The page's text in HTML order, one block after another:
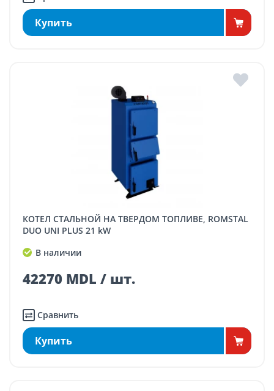
Купить
КОТЕЛ СТАЛЬНОЙ НА ТВЕРДОМ ТОПЛИВЕ, ROMSTAL
DUO UNI PLUS 21 kW
В наличии
42270 MDL / шт.
Сравнить
Купить